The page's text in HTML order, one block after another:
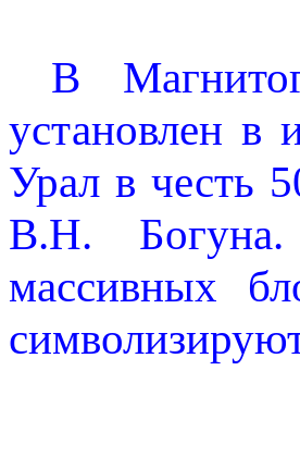
В
установлен в
Урал в честь
В.Н. Богуна.
массивных